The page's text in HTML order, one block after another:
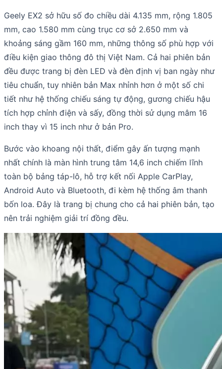
Geely EX2 sở hữu số đo chiều dài 4.135 mm, rộng 1.805
mm, cao 1.580 mm cùng trục cơ sở 2.650 mm và
khoảng sáng gầm 160 mm, những thông số phù hợp với
điều kiện giao thông đô thị Việt Nam. Cả hai phiên bản
đều được trang bị đèn LED và đèn định vị ban ngày như
tiêu chuẩn, tuy nhiên bản Max nhỉnh hơn ở một số chi
tiết như hệ thống chiếu sáng tự động, gương chiếu hậu
tích hợp chỉnh điện và sấy, đồng thời sử dụng mâm 16
inch thay vì 15 inch như ở bản Pro.
Bước vào khoang nội thất, điểm gây ấn tượng mạnh
nhất chính là màn hình trung tâm 14,6 inch chiếm lĩnh
toàn bộ bảng táp-lô, hỗ trợ kết nối Apple CarPlay,
Android Auto và Bluetooth, đi kèm hệ thống âm thanh
bốn loa. Đây là trang bị chung cho cả hai phiên bản, tạo
nên trải nghiệm giải trí đồng đều.